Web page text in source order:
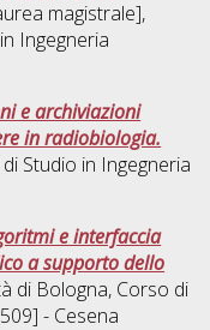
magistrale],
Ingegneria
e archiviazioni
in radiobiologia.
Studio in Ingegneria
e interfaccia
a supporto dello
di Bologna, Corso di
- Cesena